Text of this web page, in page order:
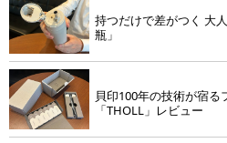
持つだけで差がつく 大
瓶」
貝印100年の技術が宿る
「THOLL」レビュー